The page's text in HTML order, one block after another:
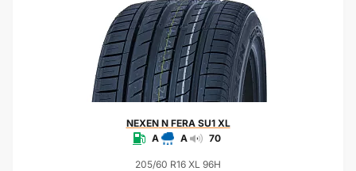
NEXENN FERA SU1 XL
A
A 70
205/60 R16 XL 96H